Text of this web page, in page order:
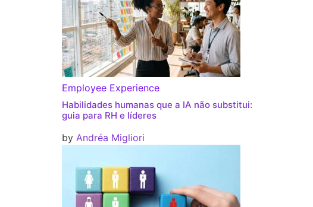
Employee Experience
Habilidades humanas que a IA não substitui:
guia para RH e líderes
by Andréa Migliori